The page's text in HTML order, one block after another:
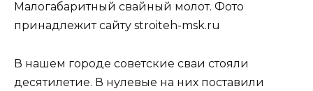
Малогабаритный свайный молот. Фото
принадлежит сайту stroiteh-msk.ru
В нашем городе советские сваи стояли
десятилетие. В нулевые на них поставили